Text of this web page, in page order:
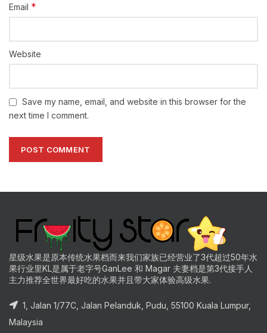
Email *
Website
Save my name, email, and website in this browser for the
next time I comment.
星级水果是原本传统水果档而来我们家族已经营业了3代超过50年水
果行业里KL是属于老字号GanLee 和 Magar 夫妻档是第3代接手人
主力推荐全世界最好吃的水果并且带大家体验高级水果.
1, Jalan 1/77C, Jalan Pelanduk, Pudu, 55100 Kuala Lumpur,
Malaysia